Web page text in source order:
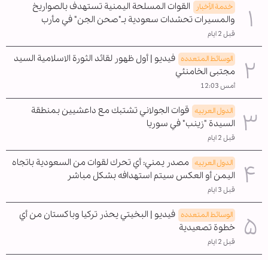
خدمة الأخبار
القوات المسلحة اليمنية تستهدف بالصواريخ
والمسيرات تحشدات سعودية بـ"صحن الجن" في مأرب
قبل 2 ايام
الوسائط المتعدده فيديو | أول ظهور لقائد الثورة الاسلامية السيد
مجتبى الخامنئي
أمس 12:03
الدول العربیه قوات الجولاني تشتبك مع داعشيين بمنطقة
السيدة "زينب" في سوريا
قبل 2 ايام
الدول العربیه مصدر يمني: أي تحرك لقوات من السعودية باتجاه
اليمن أو العكس سيتم استهدافه بشكل مباشر
قبل 3 ايام
الوسائط المتعدده فيديو | البخيتي يحذر تركيا وباكستان من أي
خطوة تصعيدية
قبل 2 ايام